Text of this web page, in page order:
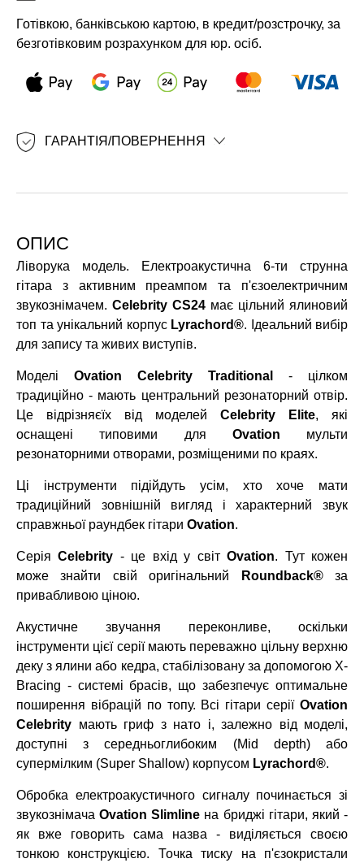
Готівкою, банківською картою, в кредит/розстрочку, за
безготівковим розрахунком для юр. осіб.
ГАРАНТІЯ/ПОВЕРНЕННЯ
ОПИС
Ліворука модель. Електроакустична 6-ти струнна
гітара з активним преампом та п'єзоелектричним
звукознімачем. Celebrity CS24 має цільний ялиновий
топ та унікальний корпус Lyrachord®. Ідеальний вибір
для запису та живих виступів.
Моделі Ovation Celebrity Traditional
- цілком
традиційно - мають центральний резонаторний отвір.
Це відрізняєїх від моделей Celebrity Elite, які
оснащені типовими для Ovation мульти
резонаторними отворами, розміщеними по краях.
Ці інструменти підійдуть усім, хто хоче мати
традиційний зовнішній вигляд і характерний звук
справжньої раундбек гітари Ovation.
СеріяCelebrity - це вхід у світOvation. Тут кожен
може знайти свій оригінальний
Roundback®за
привабливою ціною.
Акустичне звучання переконливе, оскільки
інструменти цієї серії мають переважно цільну верхню
деку з ялини або кедра, стабілізовану за допомогою X-
Bracing - системі брасів, що забезпечує оптимальне
поширення вібрацій по топу. Всі гітари серії Ovation
Celebrity мають гриф з нато і, залежно від моделі,
доступні з середньоглибоким (Mid depth) або
супермілким (Super Shallow) корпусом Lyrachord®.
Обробка електроакустичного сигналу починається зі
звукознімачаOvation Slimline на бриджі гітари, який -
як вже говорить сама назва - виділяється своєю
тонкою конструкцією. Точка тиску на п'єзокристали